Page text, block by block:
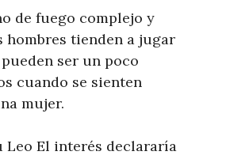
de fuego complejo y
hombres tienden a jugar
ser un poco
cuando se sienten
mujer.
Leo El interés declararía